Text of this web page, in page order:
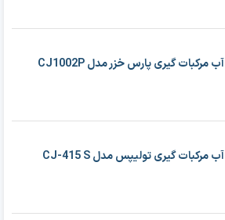
آب مرکبات گیری پارس خزر مدل CJ1002P
آب مرکبات گیری تولیپس مدل CJ-415 S